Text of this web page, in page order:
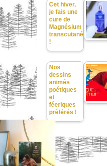
Cet hiver,
je fais une
cure de
Magnésium
transcutané
!
Nos
dessins
animés
poétiques
et
féeriques
préférés !